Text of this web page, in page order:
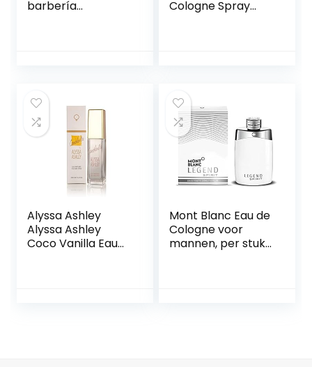
barbería
Cologne Spray
herengeuren |
bodyspray –
Barbershop –
kapper Kolonya |
parfum
Alyssa Ashley
Alyssa Ashley
Coco Vanilla Eau
Mont Blanc Eau de
Cologne voor
mannen, per stuk